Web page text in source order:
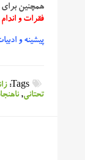
همچنین
فقرات و اندام
پیشینه و
Tags:
تحتانی,